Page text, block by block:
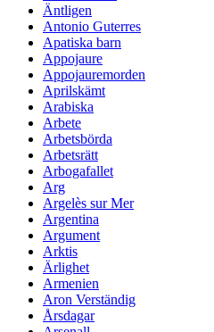
Äntligen
Antonio Guterres
Apatiska barn
Appojaure
Appojauremorden
Aprilskämt
Arabiska
Arbete
Arbetsbörda
Arbetsrätt
Arbogafallet
Arg
Argelès sur Mer
Argentina
Argument
Arktis
Ärlighet
Armenien
Aron Verständig
Årsdagar